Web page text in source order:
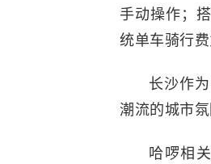
手动操作；
统单车骑行费
长沙作
潮流的城市
哈啰相